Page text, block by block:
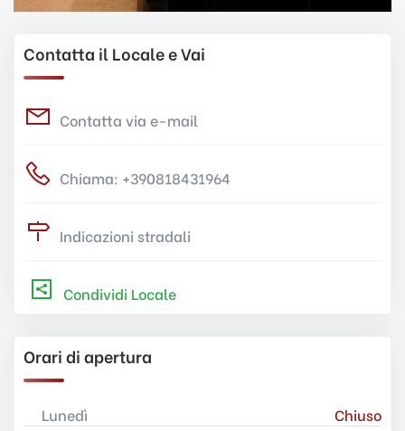
Contatta il Locale e Vai
Contatta via e-mail
Chiama: +390818431964
Indicazioni stradali
Condividi Locale
Orari di apertura
Lunedì
Chiuso